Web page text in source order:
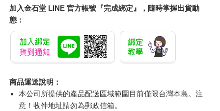
加入金石堂 LINE 官方帳號『完成綁定』，隨時掌握出貨動
態：
商品運送說明：
本公司所提供的產品配送區域範圍目前僅限台灣本島。注
意！收件地址請勿為郵政信箱。